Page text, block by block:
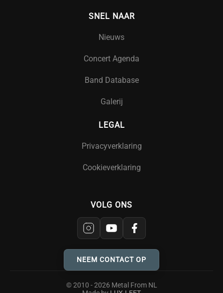
SNEL NAAR
Nieuws
Concert Agenda
Band Database
Galerij
LEGAL
Privacyverklaring
Cookieverklaring
VOLG ONS
NEEM CONTACT OP
© 2010 - 2026 Metal From NL